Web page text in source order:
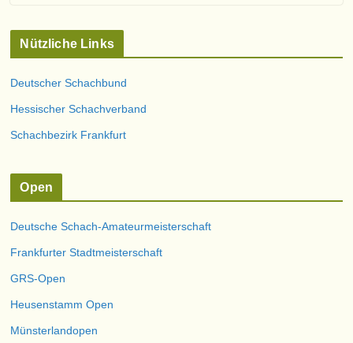
Nützliche Links
Deutscher Schachbund
Hessischer Schachverband
Schachbezirk Frankfurt
Open
Deutsche Schach-Amateurmeisterschaft
Frankfurter Stadtmeisterschaft
GRS-Open
Heusenstamm Open
Münsterlandopen